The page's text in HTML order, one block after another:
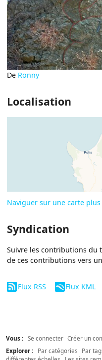
De Ronny
Localisation
Naviguer sur une carte
Syndication
Suivre les contributions du
de ces contributions vers
Flux RSS Flux KML
Vous : Se connecter Créer un
Explorer :
Par catégories Par